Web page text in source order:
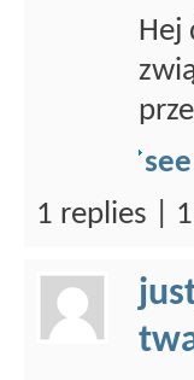
Hej
1 replies |